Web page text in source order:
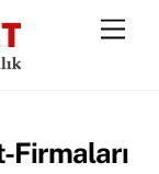
Firmaları